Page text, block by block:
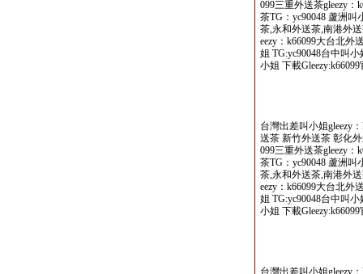
099三重外送茶gleezy
茶TG：yc90048 蘆洲
茶,永和外送茶,南港外
eezy：k66099大台北外
姐 TG:yc90048台中叫
小姐 下載
台灣出差叫小姐gleezy
送茶 新竹外送茶 彰化
099三重外送茶gleezy
茶TG：yc90048 蘆洲
茶,永和外送茶,南港外
eezy：k66099大台北外
姐 TG:yc90048台中叫
小姐 下載
台灣出差叫小姐gleezy